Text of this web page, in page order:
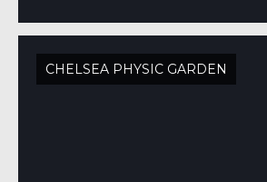
CHELSEA PHYSIC GARDEN